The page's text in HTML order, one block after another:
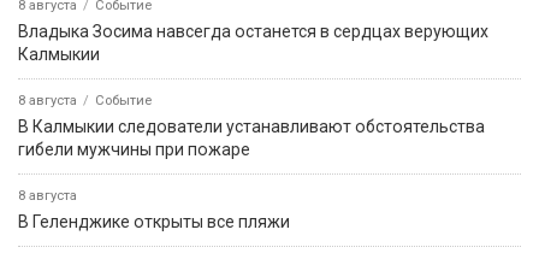
8 августа Событие
Владыка Зосима навсегда останется в сердцах верующих
Калмыкии
8 августа Событие
В Калмыкии следователи устанавливают обстоятельства
гибели мужчины при пожаре
8 августа
В Геленджике открыты все пляжи